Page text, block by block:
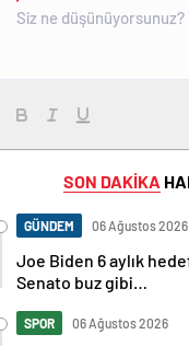
SON DAKİKA
GÜNDEM 06 Ağustos 2026
Joe Biden 6 aylık
Senato buz gibi…
SPOR 06 Ağustos 2026